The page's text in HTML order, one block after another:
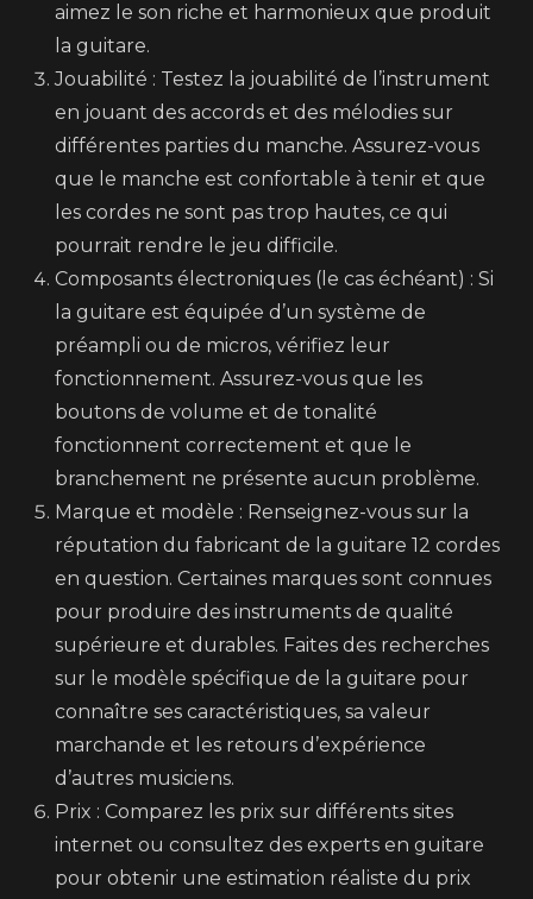
aimez le son riche et harmonieux que produit
la guitare.
Jouabilité : Testez la jouabilité de l’instrument
en jouant des accords et des mélodies sur
différentes parties du manche. Assurez-vous
que le manche est confortable à tenir et que
les cordes ne sont pas trop hautes, ce qui
pourrait rendre le jeu difficile.
Composants électroniques (le cas échéant) : Si
la guitare est équipée d’un système de
préampli ou de micros, vérifiez leur
fonctionnement. Assurez-vous que les
boutons de volume et de tonalité
fonctionnent correctement et que le
branchement ne présente aucun problème.
Marque et modèle : Renseignez-vous sur la
réputation du fabricant de la guitare 12 cordes
en question. Certaines marques sont connues
pour produire des instruments de qualité
supérieure et durables. Faites des recherches
sur le modèle spécifique de la guitare pour
connaître ses caractéristiques, sa valeur
marchande et les retours d’expérience
d’autres musiciens.
Prix : Comparez les prix sur différents sites
internet ou consultez des experts en guitare
pour obtenir une estimation réaliste du prix